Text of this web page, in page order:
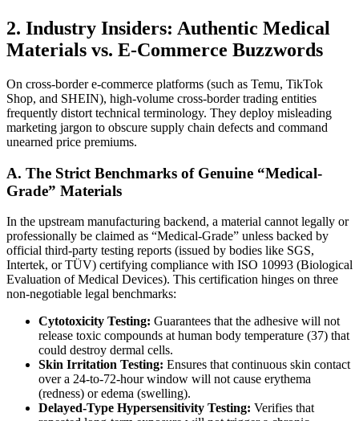
2. Industry Insiders: Authentic Medical
Materials vs. E-Commerce Buzzwords
On cross-border e-commerce platforms (such as Temu, TikTok
Shop, and SHEIN), high-volume cross-border trading entities
frequently distort technical terminology. They deploy misleading
marketing jargon to obscure supply chain defects and command
unearned price premiums.
A. The Strict Benchmarks of Genuine “Medical-
Grade” Materials
In the upstream manufacturing backend, a material cannot legally or
professionally be claimed as “Medical-Grade” unless backed by
official third-party testing reports (issued by bodies like SGS,
Intertek, or TÜV) certifying compliance with ISO 10993 (Biological
Evaluation of Medical Devices). This certification hinges on three
non-negotiable legal benchmarks:
Cytotoxicity Testing: Guarantees that the adhesive will not
release toxic compounds at human body temperature (37) that
could destroy dermal cells.
Skin Irritation Testing: Ensures that continuous skin contact
over a 24-to-72-hour window will not cause erythema
(redness) or edema (swelling).
Delayed-Type Hypersensitivity Testing: Verifies that